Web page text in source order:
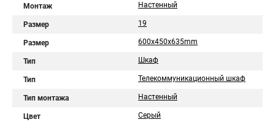
Монтаж Настенный
Размер 19
Размер 600x450x635mm
Тип Шкаф
Тип Телекоммуникационный шкаф
Тип монтажа Настенный
Цвет Серый